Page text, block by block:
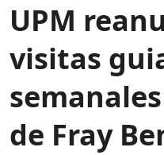
UPM
visitas
de Fray